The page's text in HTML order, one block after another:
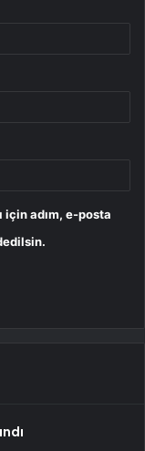
için adım, e-posta